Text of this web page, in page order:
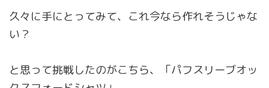
久々に手にとってみて、これ今なら作れそうじゃな
い？
と思って挑戦したのがこちら、「パフスリーブオッ